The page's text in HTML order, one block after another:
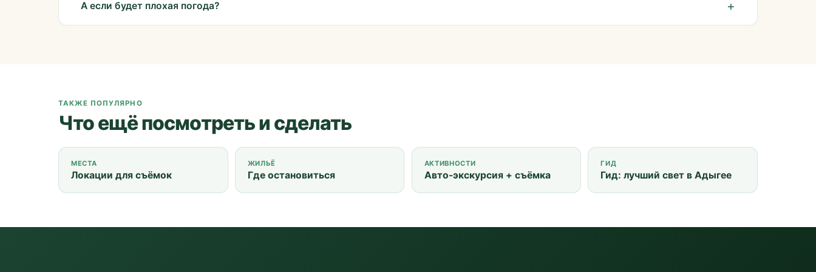
А если будет плохая погода?
ТАКЖЕ ПОПУЛЯРНО
Что ещё посмотреть и сделать
МЕСТА
Локации для съёмок
ЖИЛЬЁ
Где остановиться
АКТИВНОСТИ
Авто-экскурсия + съёмка
ГИД
Гид: лучший свет в Адыгее